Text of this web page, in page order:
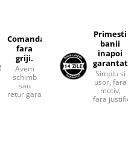
Comanda
fara
griji.
Avem
schimb
sau
retur garantat.
Primesti
banii
inapoi
garantat
Simplu si
usor, fara
motiv,
fara justificari.